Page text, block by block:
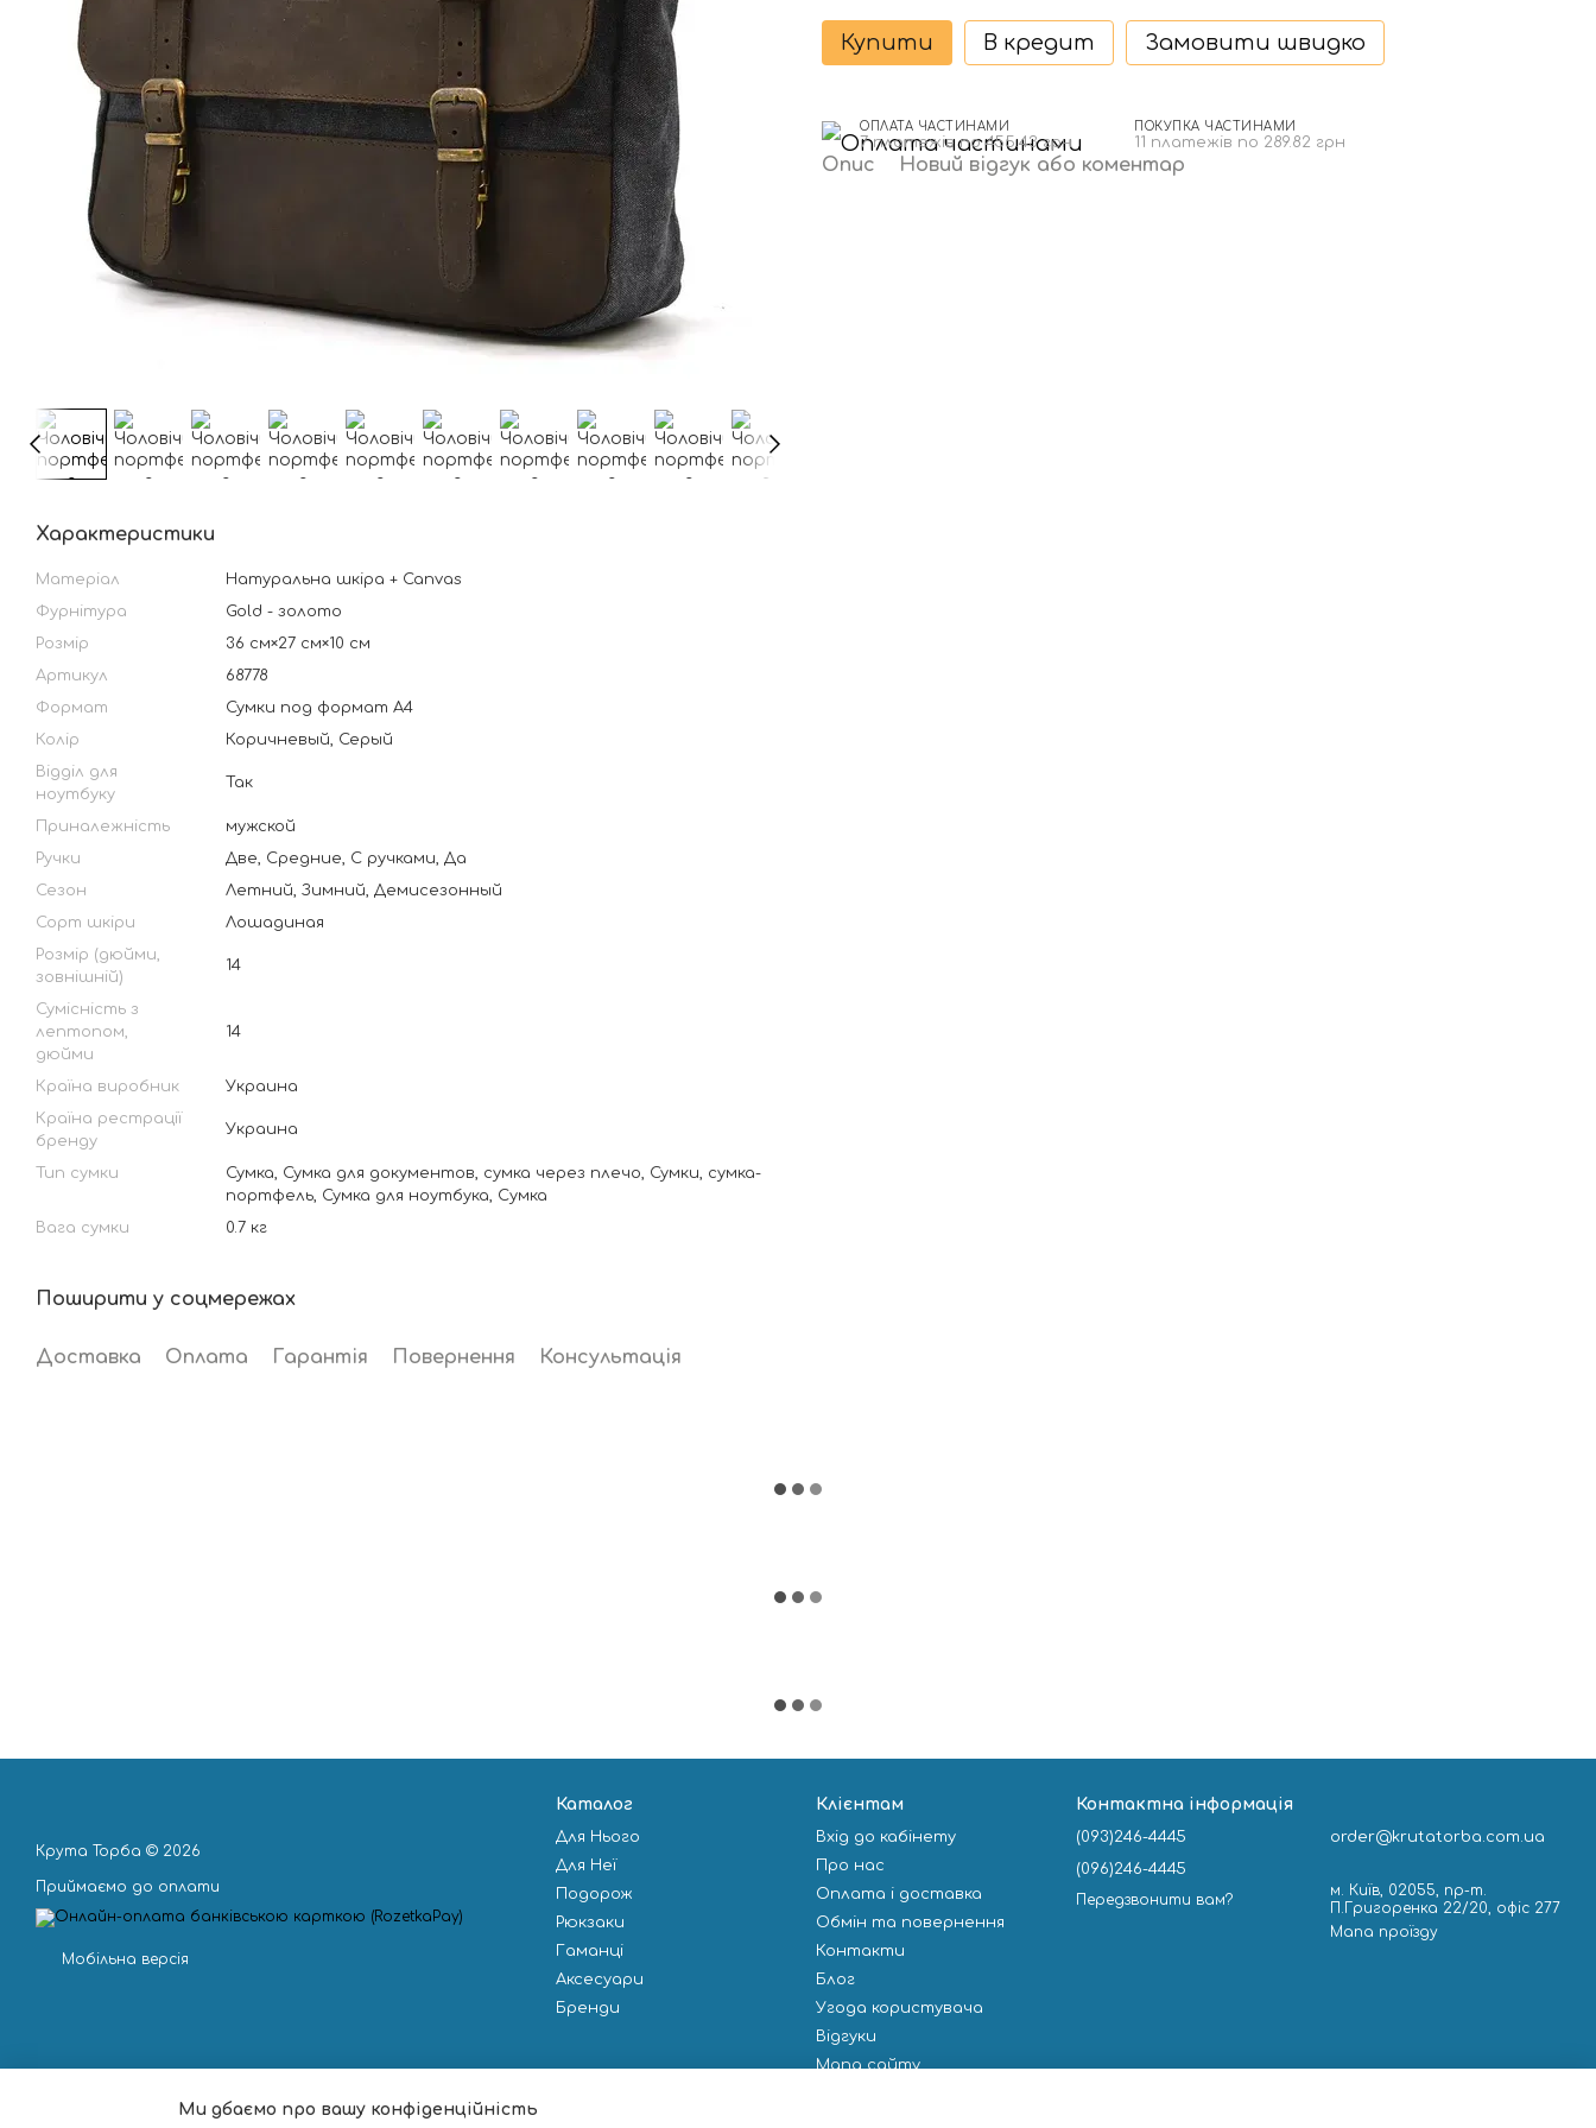
Характеристики
Матеріал
Натуральна шкіра + Canvas
Фурнітура
Gold - золото
Розмір
36 см×27 см×10 см
Артикул
68778
Формат
Сумки под формат А4
Колір
Коричневый, Серый
Відділ для
ноутбуку
Так
Приналежність
мужской
Ручки
Две, Средние, С ручками, Да
Сезон
Летний, Зимний, Демисезонный
Сорт шкіри
Лошадиная
Розмір (дюйми,
зовнішній)
14
Сумісність з
лептопом,
дюйми
14
Країна виробник
Украина
Країна рестрації
бренду
Украина
Тип сумки
Сумка, Сумка для документов, сумка через плечо, Сумки, сумка-
портфель, Сумка для ноутбука, Cумка
Вага сумки
0.7 кг
Поширити у соцмережах
Доставка Оплата Гарантія Повернення Консультація
Купити В кредит Замовити швидко
ОПЛАТА ЧАСТИНАМИ
7 платежів по 455.43 грн
ПОКУПКА ЧАСТИНАМИ
11 платежів по 289.82 грн
Опис Новий відгук або коментар
Крута Торба © 2026
Приймаємо до оплати
Мобільна версія
Каталог
Для Нього
Для Неї
Подорож
Рюкзаки
Гаманці
Аксесуари
Бренди
Клієнтам
Вхід до кабінету
Про нас
Оплата і доставка
Обмін та повернення
Контакти
Блог
Угода користувача
Відгуки
Мапа сайту
Контактна інформація
(093)246-4445
(096)246-4445
Передзвонити вам?
order@krutatorba.com.ua
м. Київ, 02055, пр-т.
П.Григоренка 22/20, офіс 277
Мапа проїзду
Ми дбаємо про вашу конфіденційність